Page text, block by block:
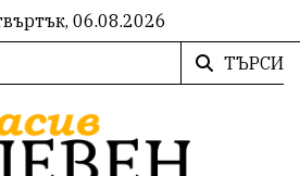
06.08.2026
ТЪРСИ